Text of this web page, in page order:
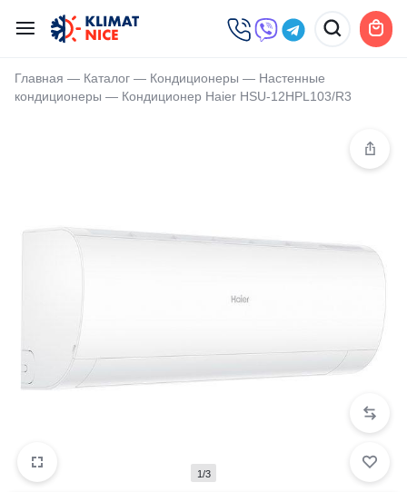
Главная — Каталог — Кондиционеры — Настенные
кондиционеры — Кондиционер Haier HSU-12HPL103/R3
1/3